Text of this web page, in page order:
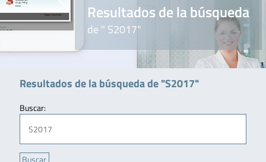
Resultados de la búsqueda
de " S2017"
Resultados de la búsqueda de "S2017"
Buscar: